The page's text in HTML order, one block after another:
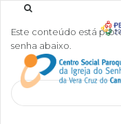
Este conteúdo está
senha abaixo.